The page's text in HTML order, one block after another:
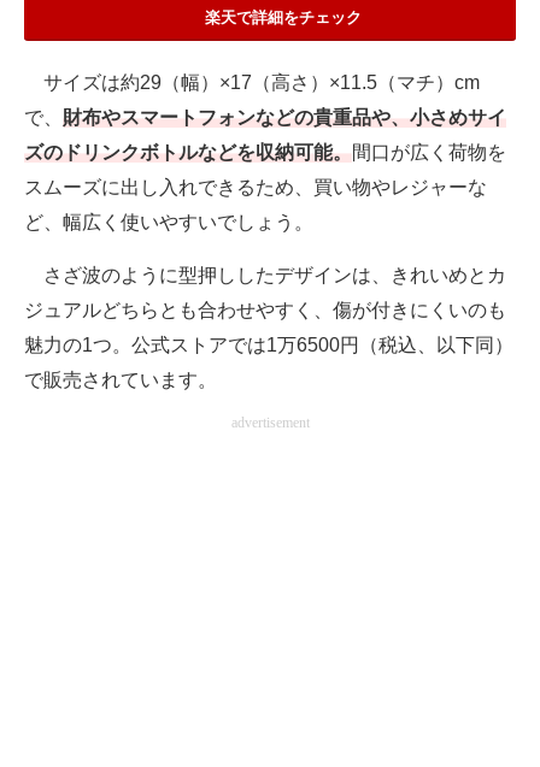
楽天で詳細をチェック
サイズは約29（幅）×17（高さ）×11.5（マチ）cm
で、 財布やスマートフォンなどの貴重品や、小さめサイ
ズのドリンクボトルなどを収納可能。間口が広く荷物を
スムーズに出し入れできるため、買い物やレジャーな
ど、幅広く使いやすいでしょう。
さざ波のように型押ししたデザインは、きれいめとカ
ジュアルどちらとも合わせやすく、傷が付きにくいのも
魅力の1つ。公式ストアでは1万6500円（税込、以下同）
で販売されています。
advertisement